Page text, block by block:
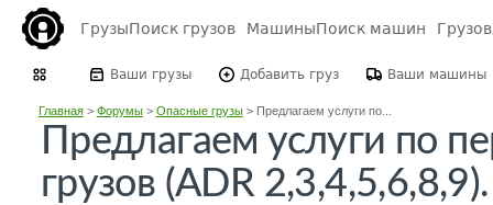
ГрузыПоиск грузов МашиныПоиск машин
Ваши грузы Добавить груз Ваши машины
Главная> Форумы> Опасные грузы> Предлагаем услуги по...
Предлагаем услуги по
грузов (ADR